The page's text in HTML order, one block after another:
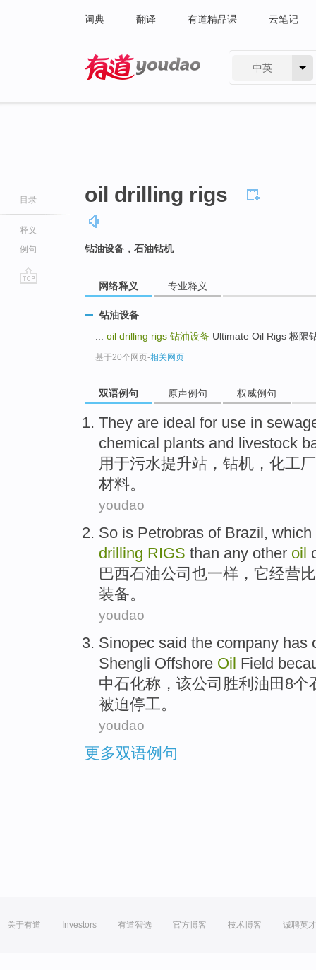
词典 翻译 有道精品课 云笔记
中英
目录
释义
例句
oil drilling rigs
钻油设备，石油钻机
网络释义 专业释义
钻油设备
oil drilling rigs 钻油设备 Ultimate Oil Rigs 极限
基于20个网页-相关网页
双语例句 原声例句 权威例句
They are ideal for use in
chemical plants and livestock
用于污水提升站 ， 钻机 ， 化工厂
材料。
youdao
So is Petrobras of Brazil, which
drilling RIGS than any other oil
巴西石油公司 也一样， 它经营比
装备。
youdao
Sinopec said the company has
Shengli Offshore Oil Field
中石化称 ， 该公司 胜利 油田 8个
被迫停工。
youdao
更多双语例句
关于有道 Investors 有道智选 官方博客 技术博客 诚聘英才